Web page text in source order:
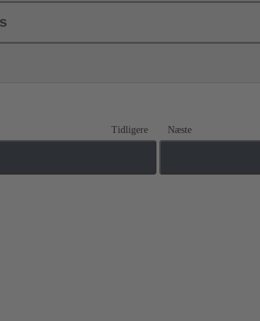
Tidligere Næste